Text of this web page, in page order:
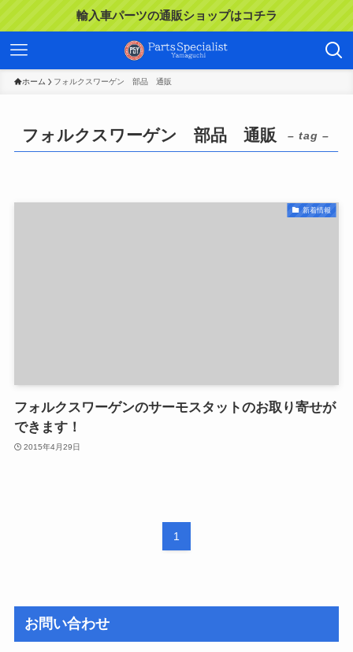
輸入車パーツの通販ショップはコチラ
ホーム フォルクスワーゲン 部品 通販
フォルクスワーゲン 部品 通販 – tag –
新着情報
フォルクスワーゲンのサーモスタットのお取り寄せが
できます！
2015年4月29日
1
お問い合わせ